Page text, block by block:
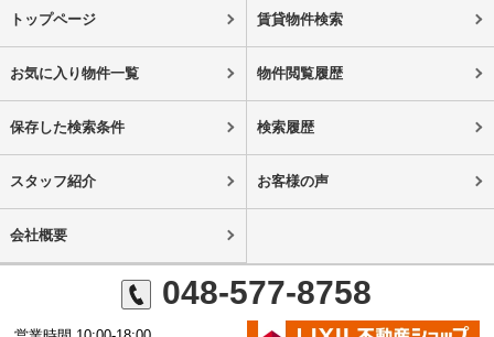
トップページ 賃貸物件検索
お気に入り物件一覧 物件閲覧履歴
保存した検索条件 検索履歴
スタッフ紹介 お客様の声
会社概要
048-577-8758